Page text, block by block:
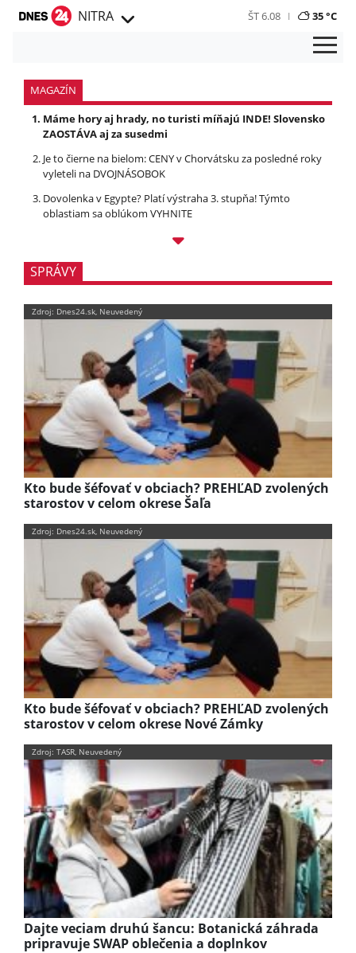
NITRA ŠT 6.08 35 °C
MAGAZÍN
Máme hory aj hrady, no turisti míňajú INDE! Slovensko
ZAOSTÁVA aj za susedmi
Je to čierne na bielom: CENY v Chorvátsku za posledné roky
vyleteli na DVOJNÁSOBOK
Dovolenka v Egypte? Platí výstraha 3. stupňa! Týmto
oblastiam sa oblúkom VYHNITE
SPRÁVY
Zdroj: Dnes24.sk, Neuvedený
Kto bude šéfovať v obciach? PREHĽAD zvolených
starostov v celom okrese Šaľa
Zdroj: Dnes24.sk, Neuvedený
Kto bude šéfovať v obciach? PREHĽAD zvolených
starostov v celom okrese Nové Zámky
Zdroj: TASR, Neuvedený
Dajte veciam druhú šancu: Botanická záhrada
pripravuje SWAP oblečenia a doplnkov